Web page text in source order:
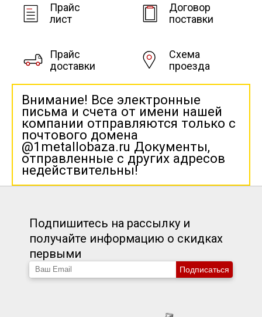
Прайс
лист
Договор
поставки
Прайс
доставки
Схема
проезда
Внимание! Все электронные
письма и счета от имени нашей
компании отправляются только с
почтового домена
@1metallobaza.ru Документы,
отправленные с других адресов
недействительны!
Подпишитесь на рассылку и
получайте информацию о скидках
первыми
Подписаться